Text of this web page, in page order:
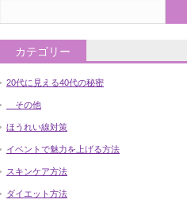
カテゴリー
20代に見える40代の秘密
その他
ほうれい線対策
イベントで魅力を上げる方法
スキンケア方法
ダイエット方法